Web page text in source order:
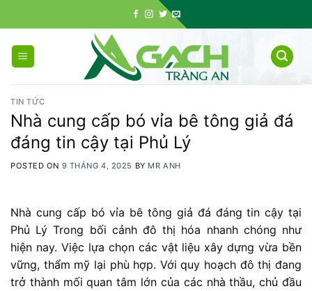
to
content
TIN TỨC
Nhà cung cấp bó vỉa bê tông giả đá
đáng tin cậy tại Phủ Lý
POSTED ON 9 THÁNG 4, 2025 BY MR ANH
Nhà cung cấp bó vỉa bê tông giả đá đáng tin cậy tại
Phủ Lý Trong bối cảnhđôthị hóa nhanh chóng như
hiện nay. Việc lựa chọn các vật liệu xâydựngvừa bền
vững, thẩm mỹ lại phù hợp. Vớiquy hoạch đôthịđang
trở thành mốiquantâm lớn của các nhàthầu,chủđầu